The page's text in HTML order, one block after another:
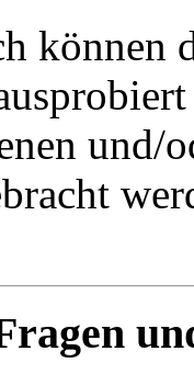
und/